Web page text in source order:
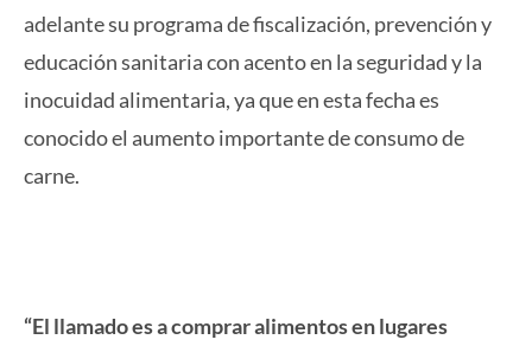
adelante su programa de fiscalización, prevención y
educación sanitaria con acento en la seguridad y la
inocuidad alimentaria, ya que en esta fecha es
conocido el aumento importante de consumo de
carne.
“El llamado es a comprar alimentos en lugares